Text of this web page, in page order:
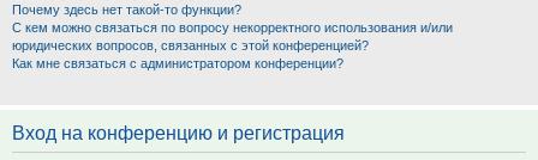
Почему здесь нет такой-то функции?
С кем можно связаться по вопросу некорректного использования и/или
юридических вопросов, связанных с этой конференцией?
Как мне связаться с администратором конференции?
Вход на конференцию и регистрация